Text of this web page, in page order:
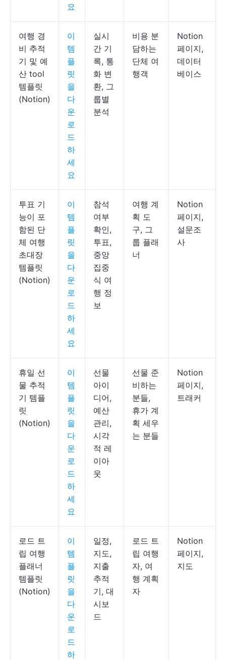
요
여행 경
비 추적
기 및 예
산 tool
템플릿
(Notion)
이
템
플
릿
을
다
운
로
드
하
세
요
실시
간 기
록, 통
화 변
환, 그
룹별
분석
비용 분
담하는
단체 여
행객
Notion
페이지,
데이터
베이스
투표 기
능이 포
함된 단
체 여행
초대장
템플릿
(Notion)
이
템
플
릿
을
다
운
로
드
하
세
요
참석
여부
확인,
투표,
중앙
집중
식 여
행 정
보
여행 계
획 도
구, 그
룹 플래
너
Notion
페이지,
설문조
사
휴일 선
물 추적
기 템플
릿
(Notion)
이
템
플
릿
을
다
운
로
드
하
세
요
선물
아이
디어,
예산
관리,
시각
적 레
이아
웃
선물 준
비하는
분들,
휴가 계
획 세우
는 분들
Notion
페이지,
트래커
로드 트
립 여행
플래너
템플릿
(Notion)
이
템
플
릿
을
다
운
로
드
하
일정,
지도,
지출
추적
기, 대
시보
드
로드 트
립 여행
자, 여
행 계획
자
Notion
페이지,
지도